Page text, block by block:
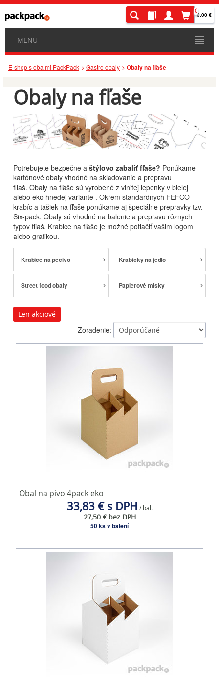
0
0.00 €
MENU
E-shop s obalmi PackPack Gastro obaly Obaly na fľaše
Obaly na fľaše
Potrebujete bezpečne a štýlovo zabaliť fľaše? Ponúkame
kartónové obaly vhodné na skladovanie a prepravu
fliaš. Obaly na fľaše sú vyrobené z vlnitej lepenky v bielej
alebo eko hnedej variante . Okrem štandardných FEFCO
krabíc a tašiek na fľaše ponúkame aj špeciálne prepravky tzv.
Six-pack. Obaly sú vhodné na balenie a prepravu rôznych
typov fliaš. Krabice na fľaše je možné potlačiť vašim logom
alebo grafikou.
Krabice na pečivo Krabičky na jedlo
Street food obaly Papierové misky
Len akciové
Zoradenie:
Obal na pivo 4pack eko
33,83 € s DPH / bal.
27,50 € bez DPH
50 ks v balení